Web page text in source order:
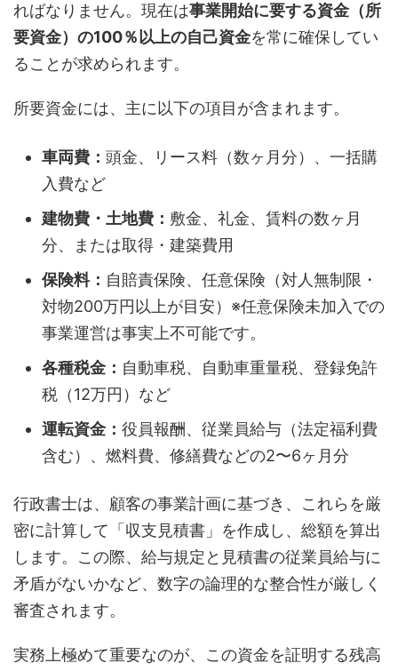
ればなりません。現在は事業開始に要する資金（所
要資金）の100％以上の自己資金を常に確保してい
ることが求められます。
所要資金には、主に以下の項目が含まれます。
車両費： 頭金、リース料（数ヶ月分）、一括購
入費など
建物費・土地費： 敷金、礼金、賃料の数ヶ月
分、または取得・建築費用
保険料： 自賠責保険、任意保険（対人無制限・
対物200万円以上が目安）※任意保険未加入での
事業運営は事実上不可能です。
各種税金： 自動車税、自動車重量税、登録免許
税（12万円）など
運転資金： 役員報酬、従業員給与（法定福利費
含む）、燃料費、修繕費などの2〜6ヶ月分
行政書士は、顧客の事業計画に基づき、これらを厳
密に計算して「収支見積書」を作成し、総額を算出
します。この際、給与規定と見積書の従業員給与に
矛盾がないかなど、数字の論理的な整合性が厳しく
審査されます。
実務上極めて重要なのが、この資金を証明する残高